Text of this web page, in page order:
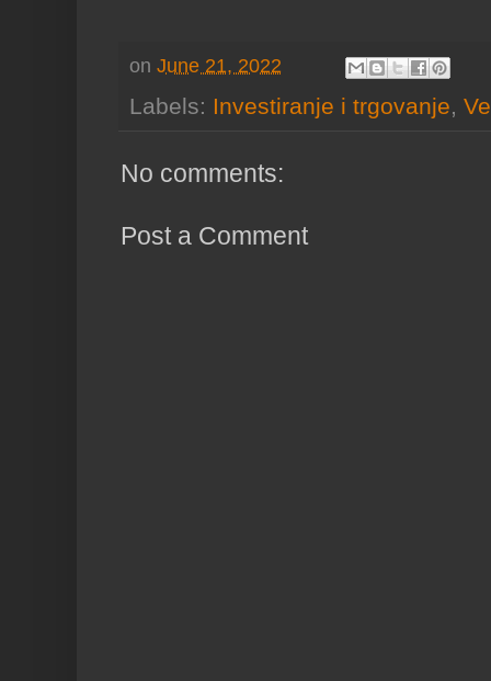
on June 21, 2022
Labels: Investiranje i trgovanje,
No comments:
Post a Comment